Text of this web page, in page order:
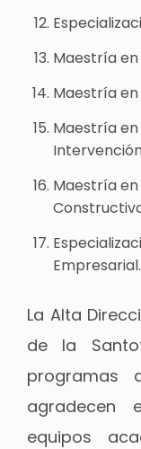
Maestría
Maestría
Maestría
Maestría
Empresarial.
La Alta
de la
programas
agradecen
equipos